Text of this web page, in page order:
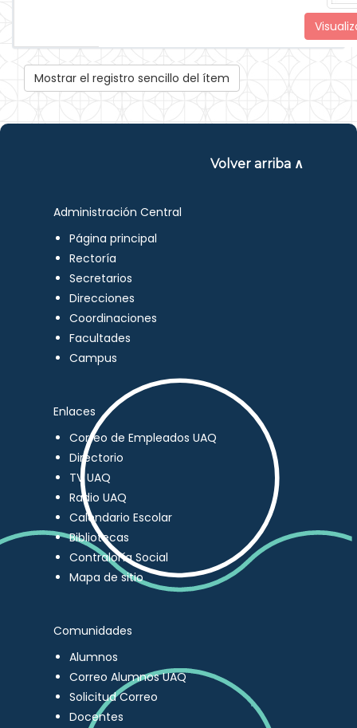
Mostrar el registro sencillo del ítem
Volver arriba ∧
Administración Central
Página principal
Rectoría
Secretarios
Direcciones
Coordinaciones
Facultades
Campus
Enlaces
Correo de Empleados UAQ
Directorio
TV UAQ
Radio UAQ
Calendario Escolar
Bibliotecas
Contraloría Social
Mapa de sitio
Comunidades
Alumnos
Correo Alumnos UAQ
Solicitud Correo
Docentes